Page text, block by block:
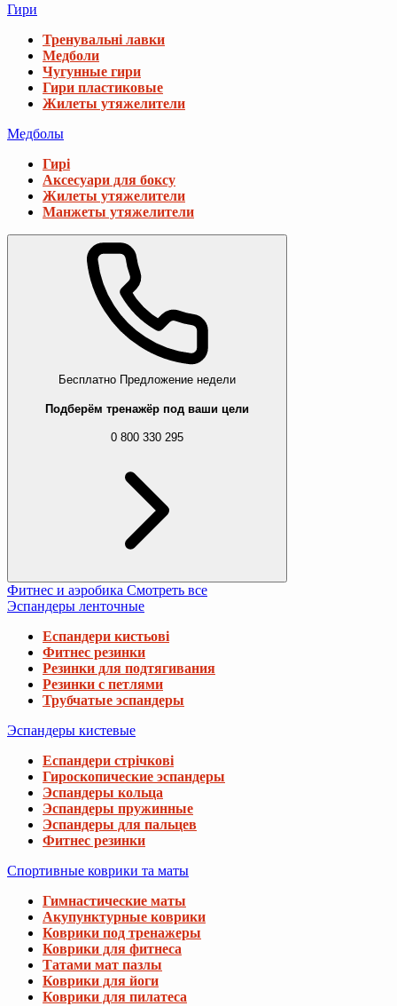
Гири
Тренувальні лавки
Медболи
Чугунные гири
Гири пластиковые
Жилеты утяжелители
Медболы
Гирі
Аксесуари для боксу
Жилеты утяжелители
Манжеты утяжелители
Бесплатно Предложение недели
Подберём тренажёр под ваши цели
0 800 330 295
Фитнес и аэробика Смотреть все
Эспандеры ленточные
Еспандери кистьові
Фитнес резинки
Резинки для подтягивания
Резинки с петлями
Трубчатые эспандеры
Эспандеры кистевые
Еспандери стрічкові
Гироскопические эспандеры
Эспандеры кольца
Эспандеры пружинные
Эспандеры для пальцев
Фитнес резинки
Спортивные коврики та маты
Гимнастические маты
Акупунктурные коврики
Коврики под тренажеры
Коврики для фитнеса
Татами мат пазлы
Коврики для йоги
Коврики для пилатеса